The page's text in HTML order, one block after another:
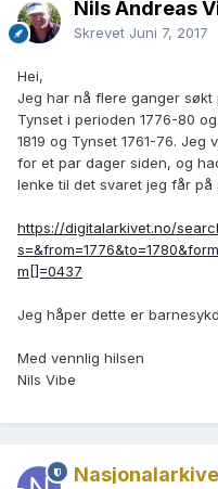
Nils Andreas
Skrevet Juni 7, 2017
Hei,
Jeg har nå flere ganger søkt
Tynset i perioden 1776-80
1819 og Tynset 1761-76.
for et par dager siden, og
lenke til det svaret jeg får på
https://digitalarkivet.no/
m[]=0437
Jeg håper dette er
Med vennlig hilsen
Nils Vibe